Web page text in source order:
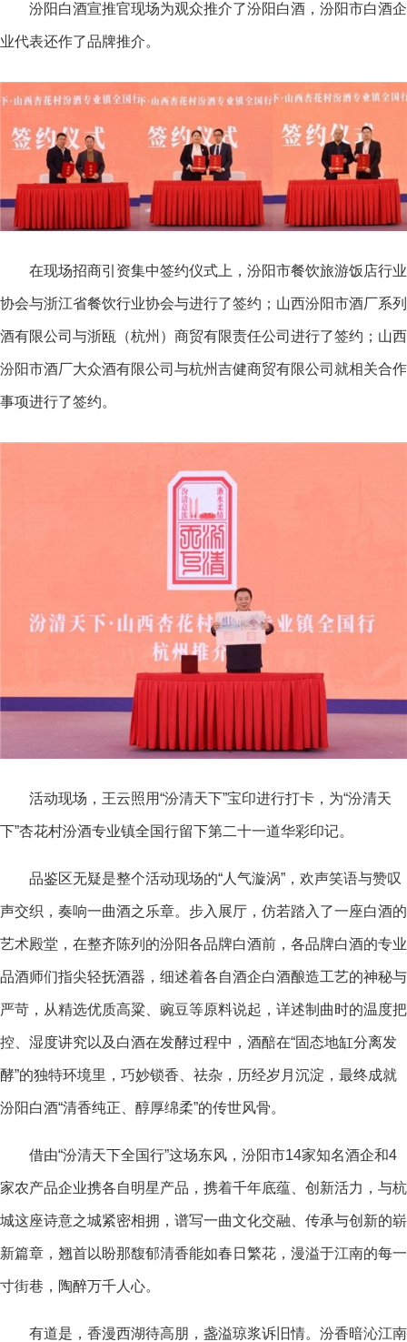
汾阳白酒宣推官现场为观众推介了汾阳白酒，汾阳市白酒企
业代表还作了品牌推介。
在现场招商引资集中签约仪式上，汾阳市餐饮旅游饭店行业
协会与浙江省餐饮行业协会与进行了签约；山西汾阳市酒厂系列
酒有限公司与浙瓯（杭州）商贸有限责任公司进行了签约；山西
汾阳市酒厂大众酒有限公司与杭州吉健商贸有限公司就相关合作
事项进行了签约。
活动现场，王云照用“汾清天下”宝印进行打卡，为“汾清天
下”杏花村汾酒专业镇全国行留下第二十一道华彩印记。
品鉴区无疑是整个活动现场的“人气漩涡”，欢声笑语与赞叹
声交织，奏响一曲酒之乐章。步入展厅，仿若踏入了一座白酒的
艺术殿堂，在整齐陈列的汾阳各品牌白酒前，各品牌白酒的专业
品酒师们指尖轻抚酒器，细述着各自酒企白酒酿造工艺的神秘与
严苛，从精选优质高粱、豌豆等原料说起，详述制曲时的温度把
控、湿度讲究以及白酒在发酵过程中，酒醅在“固态地缸分离发
酵”的独特环境里，巧妙锁香、祛杂，历经岁月沉淀，最终成就
汾阳白酒“清香纯正、醇厚绵柔”的传世风骨。
借由“汾清天下全国行”这场东风，汾阳市14家知名酒企和4
家农产品企业携各自明星产品，携着千年底蕴、创新活力，与杭
城这座诗意之城紧密相拥，谱写一曲文化交融、传承与创新的崭
新篇章，翘首以盼那馥郁清香能如春日繁花，漫溢于江南的每一
寸街巷，陶醉万千人心。
有道是，香漫西湖待高朋，盏溢琼浆诉旧情。汾香暗沁江南